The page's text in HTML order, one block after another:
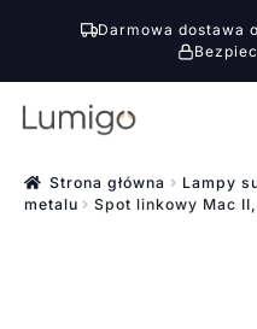
Darmowa dostawa
Przejdź
nawigacji
Przejdź
treści Strona główna Lampy
metalu
Spot linkowy Mac